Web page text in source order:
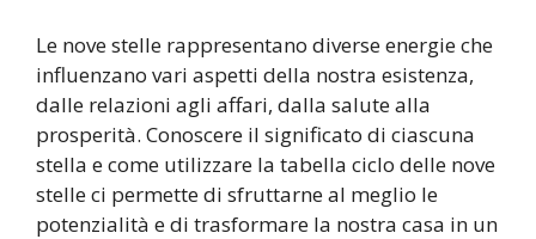
Le nove stelle rappresentano diverse energie che
influenzano vari aspetti della nostra esistenza,
dalle relazioni agli affari, dalla salute alla
prosperità. Conoscere il significato di ciascuna
stella e come utilizzare la tabella ciclo delle nove
stelle ci permette di sfruttarne al meglio le
potenzialità e di trasformare la nostra casa in un